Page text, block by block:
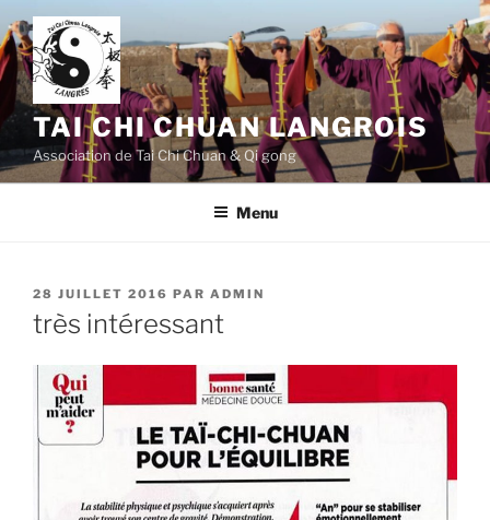
Aller
au
contenu
principal
TAI CHI CHUAN LANGROIS
Association de Tai Chi Chuan & Qi gong
Menu
PUBLIÉ
LE
28 JUILLET 2016 PAR ADMIN
très intéressant